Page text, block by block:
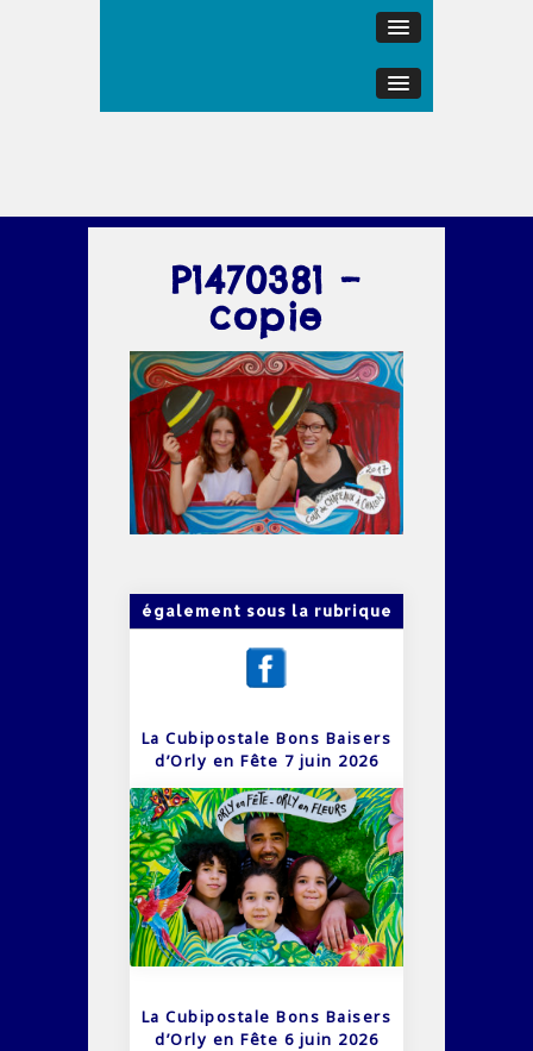
P1470381 –
copie
également sous la rubrique
La Cubipostale Bons Baisers
d’Orly en Fête 7 juin 2026
La Cubipostale Bons Baisers
d’Orly en Fête 6 juin 2026